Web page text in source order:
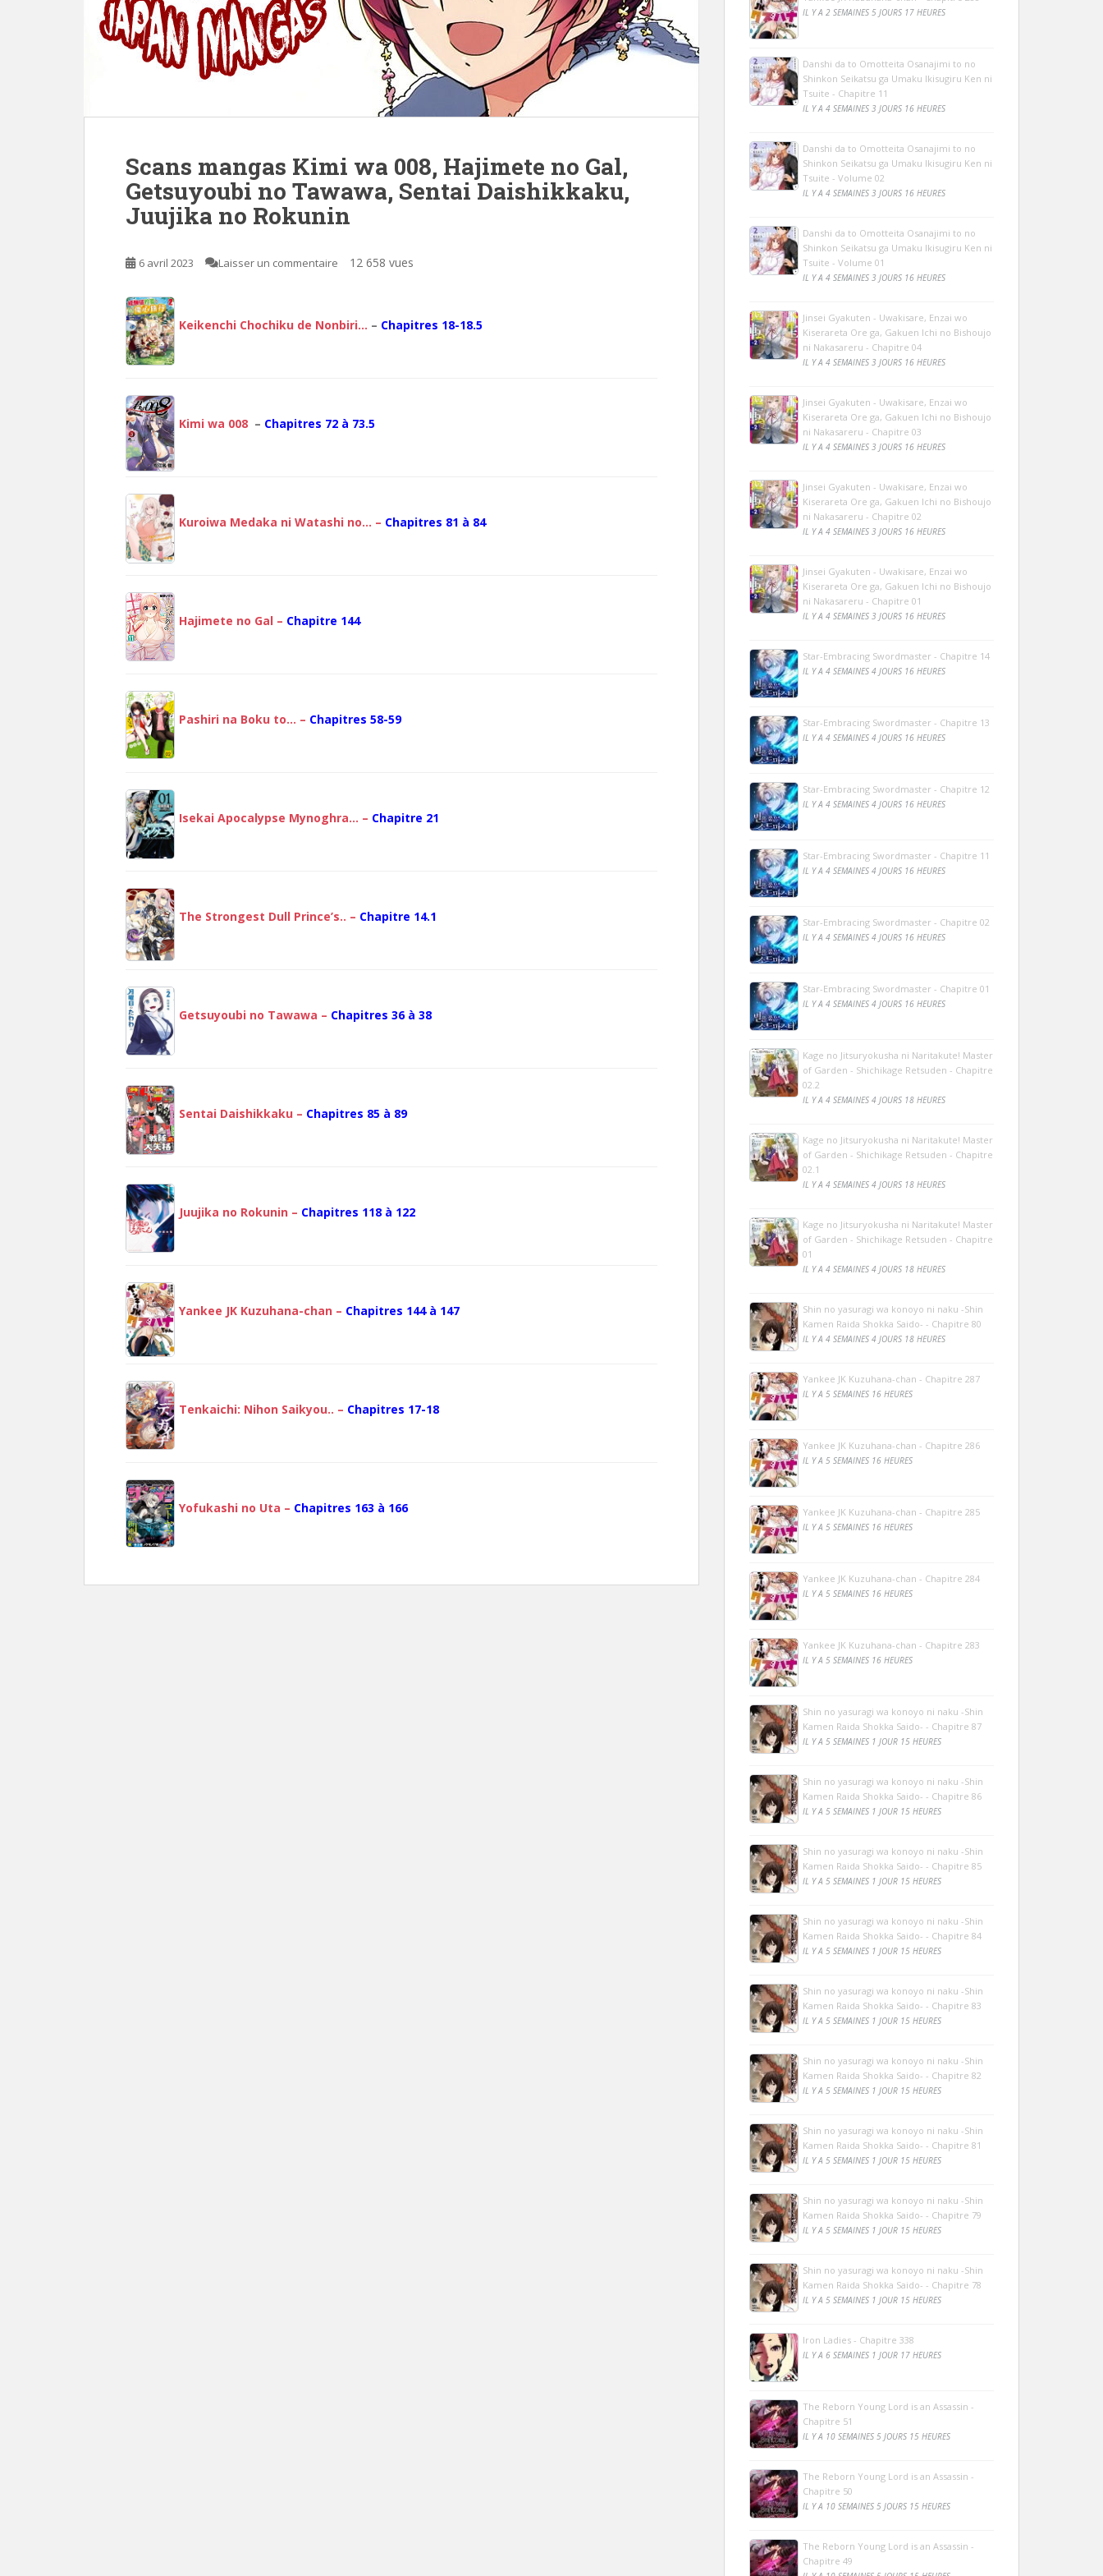
Scans mangas Kimi wa 008, Hajimete no Gal,
Getsuyoubi no Tawawa, Sentai Daishikkaku,
Juujika no Rokunin
6 avril 2023 Laisser un commentaire 12 658 vues
Keikenchi Chochiku de Nonbiri… – Chapitres 18-18.5
Kimi wa 008 – Chapitres 72 à 73.5
Kuroiwa Medaka ni Watashi no… – Chapitres 81 à 84
Hajimete no Gal – Chapitre 144
Pashiri na Boku to… – Chapitres 58-59
Isekai Apocalypse Mynoghra… – Chapitre 21
The Strongest Dull Prince’s.. – Chapitre 14.1
Getsuyoubi no Tawawa – Chapitres 36 à 38
Sentai Daishikkaku – Chapitres 85 à 89
Juujika no Rokunin – Chapitres 118 à 122
Yankee JK Kuzuhana-chan – Chapitres 144 à 147
Tenkaichi: Nihon Saikyou.. – Chapitres 17-18
Yofukashi no Uta – Chapitres 163 à 166
IL Y A 2 SEMAINES 5 JOURS 17 HEURES
Danshi da to Omotteita Osanajimi to no
Shinkon Seikatsu ga Umaku Ikisugiru Ken ni
Tsuite - Chapitre 11
IL Y A 4 SEMAINES 3 JOURS 16 HEURES
Danshi da to Omotteita Osanajimi to no
Shinkon Seikatsu ga Umaku Ikisugiru Ken ni
Tsuite - Volume 02
IL Y A 4 SEMAINES 3 JOURS 16 HEURES
Danshi da to Omotteita Osanajimi to no
Shinkon Seikatsu ga Umaku Ikisugiru Ken ni
Tsuite - Volume 01
IL Y A 4 SEMAINES 3 JOURS 16 HEURES
Jinsei Gyakuten - Uwakisare, Enzai wo
Kiserareta Ore ga, Gakuen Ichi no Bishoujo
ni Nakasareru - Chapitre 04
IL Y A 4 SEMAINES 3 JOURS 16 HEURES
Jinsei Gyakuten - Uwakisare, Enzai wo
Kiserareta Ore ga, Gakuen Ichi no Bishoujo
ni Nakasareru - Chapitre 03
IL Y A 4 SEMAINES 3 JOURS 16 HEURES
Jinsei Gyakuten - Uwakisare, Enzai wo
Kiserareta Ore ga, Gakuen Ichi no Bishoujo
ni Nakasareru - Chapitre 02
IL Y A 4 SEMAINES 3 JOURS 16 HEURES
Jinsei Gyakuten - Uwakisare, Enzai wo
Kiserareta Ore ga, Gakuen Ichi no Bishoujo
ni Nakasareru - Chapitre 01
IL Y A 4 SEMAINES 3 JOURS 16 HEURES
Star-Embracing Swordmaster - Chapitre 14
IL Y A 4 SEMAINES 4 JOURS 16 HEURES
Star-Embracing Swordmaster - Chapitre 13
IL Y A 4 SEMAINES 4 JOURS 16 HEURES
Star-Embracing Swordmaster - Chapitre 12
IL Y A 4 SEMAINES 4 JOURS 16 HEURES
Star-Embracing Swordmaster - Chapitre 11
IL Y A 4 SEMAINES 4 JOURS 16 HEURES
Star-Embracing Swordmaster - Chapitre 02
IL Y A 4 SEMAINES 4 JOURS 16 HEURES
Star-Embracing Swordmaster - Chapitre 01
IL Y A 4 SEMAINES 4 JOURS 16 HEURES
Kage no Jitsuryokusha ni Naritakute! Master
of Garden - Shichikage Retsuden - Chapitre
02.2
IL Y A 4 SEMAINES 4 JOURS 18 HEURES
Kage no Jitsuryokusha ni Naritakute! Master
of Garden - Shichikage Retsuden - Chapitre
02.1
IL Y A 4 SEMAINES 4 JOURS 18 HEURES
Kage no Jitsuryokusha ni Naritakute! Master
of Garden - Shichikage Retsuden - Chapitre
01
IL Y A 4 SEMAINES 4 JOURS 18 HEURES
Shin no yasuragi wa konoyo ni naku -Shin
Kamen Raida Shokka Saido- - Chapitre 80
IL Y A 4 SEMAINES 4 JOURS 18 HEURES
Yankee JK Kuzuhana-chan - Chapitre 287
IL Y A 5 SEMAINES 16 HEURES
Yankee JK Kuzuhana-chan - Chapitre 286
IL Y A 5 SEMAINES 16 HEURES
Yankee JK Kuzuhana-chan - Chapitre 285
IL Y A 5 SEMAINES 16 HEURES
Yankee JK Kuzuhana-chan - Chapitre 284
IL Y A 5 SEMAINES 16 HEURES
Yankee JK Kuzuhana-chan - Chapitre 283
IL Y A 5 SEMAINES 16 HEURES
Shin no yasuragi wa konoyo ni naku -Shin
Kamen Raida Shokka Saido- - Chapitre 87
IL Y A 5 SEMAINES 1 JOUR 15 HEURES
Shin no yasuragi wa konoyo ni naku -Shin
Kamen Raida Shokka Saido- - Chapitre 86
IL Y A 5 SEMAINES 1 JOUR 15 HEURES
Shin no yasuragi wa konoyo ni naku -Shin
Kamen Raida Shokka Saido- - Chapitre 85
IL Y A 5 SEMAINES 1 JOUR 15 HEURES
Shin no yasuragi wa konoyo ni naku -Shin
Kamen Raida Shokka Saido- - Chapitre 84
IL Y A 5 SEMAINES 1 JOUR 15 HEURES
Shin no yasuragi wa konoyo ni naku -Shin
Kamen Raida Shokka Saido- - Chapitre 83
IL Y A 5 SEMAINES 1 JOUR 15 HEURES
Shin no yasuragi wa konoyo ni naku -Shin
Kamen Raida Shokka Saido- - Chapitre 82
IL Y A 5 SEMAINES 1 JOUR 15 HEURES
Shin no yasuragi wa konoyo ni naku -Shin
Kamen Raida Shokka Saido- - Chapitre 81
IL Y A 5 SEMAINES 1 JOUR 15 HEURES
Shin no yasuragi wa konoyo ni naku -Shin
Kamen Raida Shokka Saido- - Chapitre 79
IL Y A 5 SEMAINES 1 JOUR 15 HEURES
Shin no yasuragi wa konoyo ni naku -Shin
Kamen Raida Shokka Saido- - Chapitre 78
IL Y A 5 SEMAINES 1 JOUR 15 HEURES
Iron Ladies - Chapitre 338
IL Y A 6 SEMAINES 1 JOUR 17 HEURES
The Reborn Young Lord is an Assassin -
Chapitre 51
IL Y A 10 SEMAINES 5 JOURS 15 HEURES
The Reborn Young Lord is an Assassin -
Chapitre 50
IL Y A 10 SEMAINES 5 JOURS 15 HEURES
The Reborn Young Lord is an Assassin -
Chapitre 49